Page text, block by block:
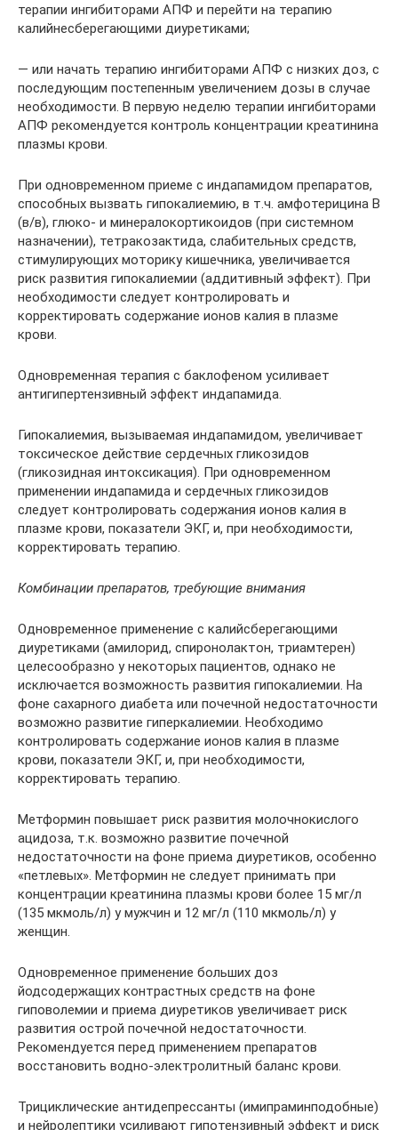
терапии ингибиторами АПФ и перейти на терапию
калийнесберегающими диуретиками;
— или начать терапию ингибиторами АПФ с низких доз, с
последующим постепенным увеличением дозы в случае
необходимости. В первую неделю терапии ингибиторами
АПФ рекомендуется контроль концентрации креатинина
плазмы крови.
При одновременном приеме с индапамидом препаратов,
способных вызвать гипокалиемию, в т.ч. амфотерицина В
(в/в), глюко- и минералокортикоидов (при системном
назначении), тетракозактида, слабительных средств,
стимулирующих моторику кишечника, увеличивается
риск развития гипокалиемии (аддитивный эффект). При
необходимости следует контролировать и
корректировать содержание ионов калия в плазме
крови.
Одновременная терапия с баклофеном усиливает
антигипертензивный эффект индапамида.
Гипокалиемия, вызываемая индапамидом, увеличивает
токсическое действие сердечных гликозидов
(гликозидная интоксикация). При одновременном
применении индапамида и сердечных гликозидов
следует контролировать содержания ионов калия в
плазме крови, показатели ЭКГ, и, при необходимости,
корректировать терапию.
Комбинации препаратов, требующие внимания
Одновременное применение с калийсберегающими
диуретиками (амилорид, спиронолактон, триамтерен)
целесообразно у некоторых пациентов, однако не
исключается возможность развития гипокалиемии. На
фоне сахарного диабета или почечной недостаточности
возможно развитие гиперкалиемии. Необходимо
контролировать содержание ионов калия в плазме
крови, показатели ЭКГ, и, при необходимости,
корректировать терапию.
Метформин повышает риск развития молочнокислого
ацидоза, т.к. возможно развитие почечной
недостаточности на фоне приема диуретиков, особенно
«петлевых». Метформин не следует принимать при
концентрации креатинина плазмы крови более 15 мг/л
(135 мкмоль/л) у мужчин и 12 мг/л (110 мкмоль/л) у
женщин.
Одновременное применение больших доз
йодсодержащих контрастных средств на фоне
гиповолемии и приема диуретиков увеличивает риск
развития острой почечной недостаточности.
Рекомендуется перед применением препаратов
восстановить водно-электролитный баланс крови.
Трициклические антидепрессанты (имипраминподобные)
и нейролептики усиливают гипотензивный эффект и риск